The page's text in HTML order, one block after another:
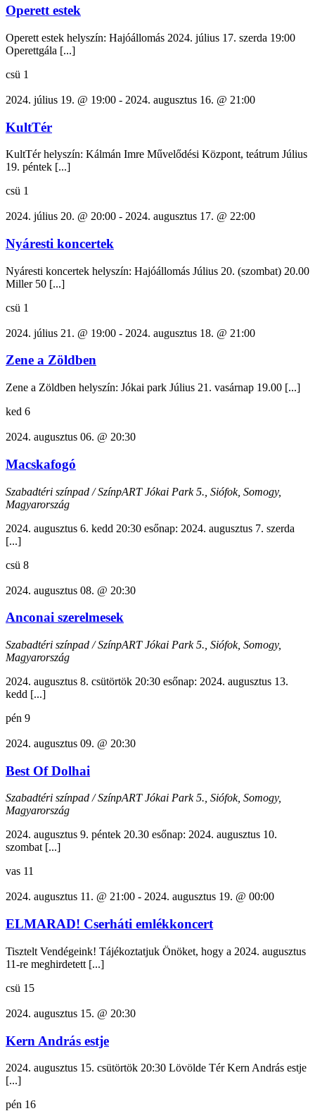
Operett estek
Operett estek helyszín: Hajóállomás 2024. július 17. szerda 19:00
Operettgála [...]
csü 1
2024. július 19. @ 19:00 - 2024. augusztus 16. @ 21:00
KultTér
KultTér helyszín: Kálmán Imre Művelődési Központ, teátrum Július
19. péntek [...]
csü 1
2024. július 20. @ 20:00 - 2024. augusztus 17. @ 22:00
Nyáresti koncertek
Nyáresti koncertek helyszín: Hajóállomás Július 20. (szombat) 20.00
Miller 50 [...]
csü 1
2024. július 21. @ 19:00 - 2024. augusztus 18. @ 21:00
Zene a Zöldben
Zene a Zöldben helyszín: Jókai park Július 21. vasárnap 19.00 [...]
ked 6
2024. augusztus 06. @ 20:30
Macskafogó
Szabadtéri színpad / SzínpARTJókai Park 5., Siófok, Somogy,
Magyarország
2024. augusztus 6. kedd 20:30 esőnap: 2024. augusztus 7. szerda
[...]
csü 8
2024. augusztus 08. @ 20:30
Anconai szerelmesek
Szabadtéri színpad / SzínpARTJókai Park 5., Siófok, Somogy,
Magyarország
2024. augusztus 8. csütörtök 20:30 esőnap: 2024. augusztus 13.
kedd [...]
pén 9
2024. augusztus 09. @ 20:30
Best Of Dolhai
Szabadtéri színpad / SzínpARTJókai Park 5., Siófok, Somogy,
Magyarország
2024. augusztus 9. péntek 20.30 esőnap: 2024. augusztus 10.
szombat [...]
vas 11
2024. augusztus 11. @ 21:00 - 2024. augusztus 19. @ 00:00
ELMARAD! Cserháti emlékkoncert
Tisztelt Vendégeink! Tájékoztatjuk Önöket, hogy a 2024. augusztus
11-re meghirdetett [...]
csü 15
2024. augusztus 15. @ 20:30
Kern András estje
2024. augusztus 15. csütörtök 20:30 Lövölde Tér Kern András estje
[...]
pén 16